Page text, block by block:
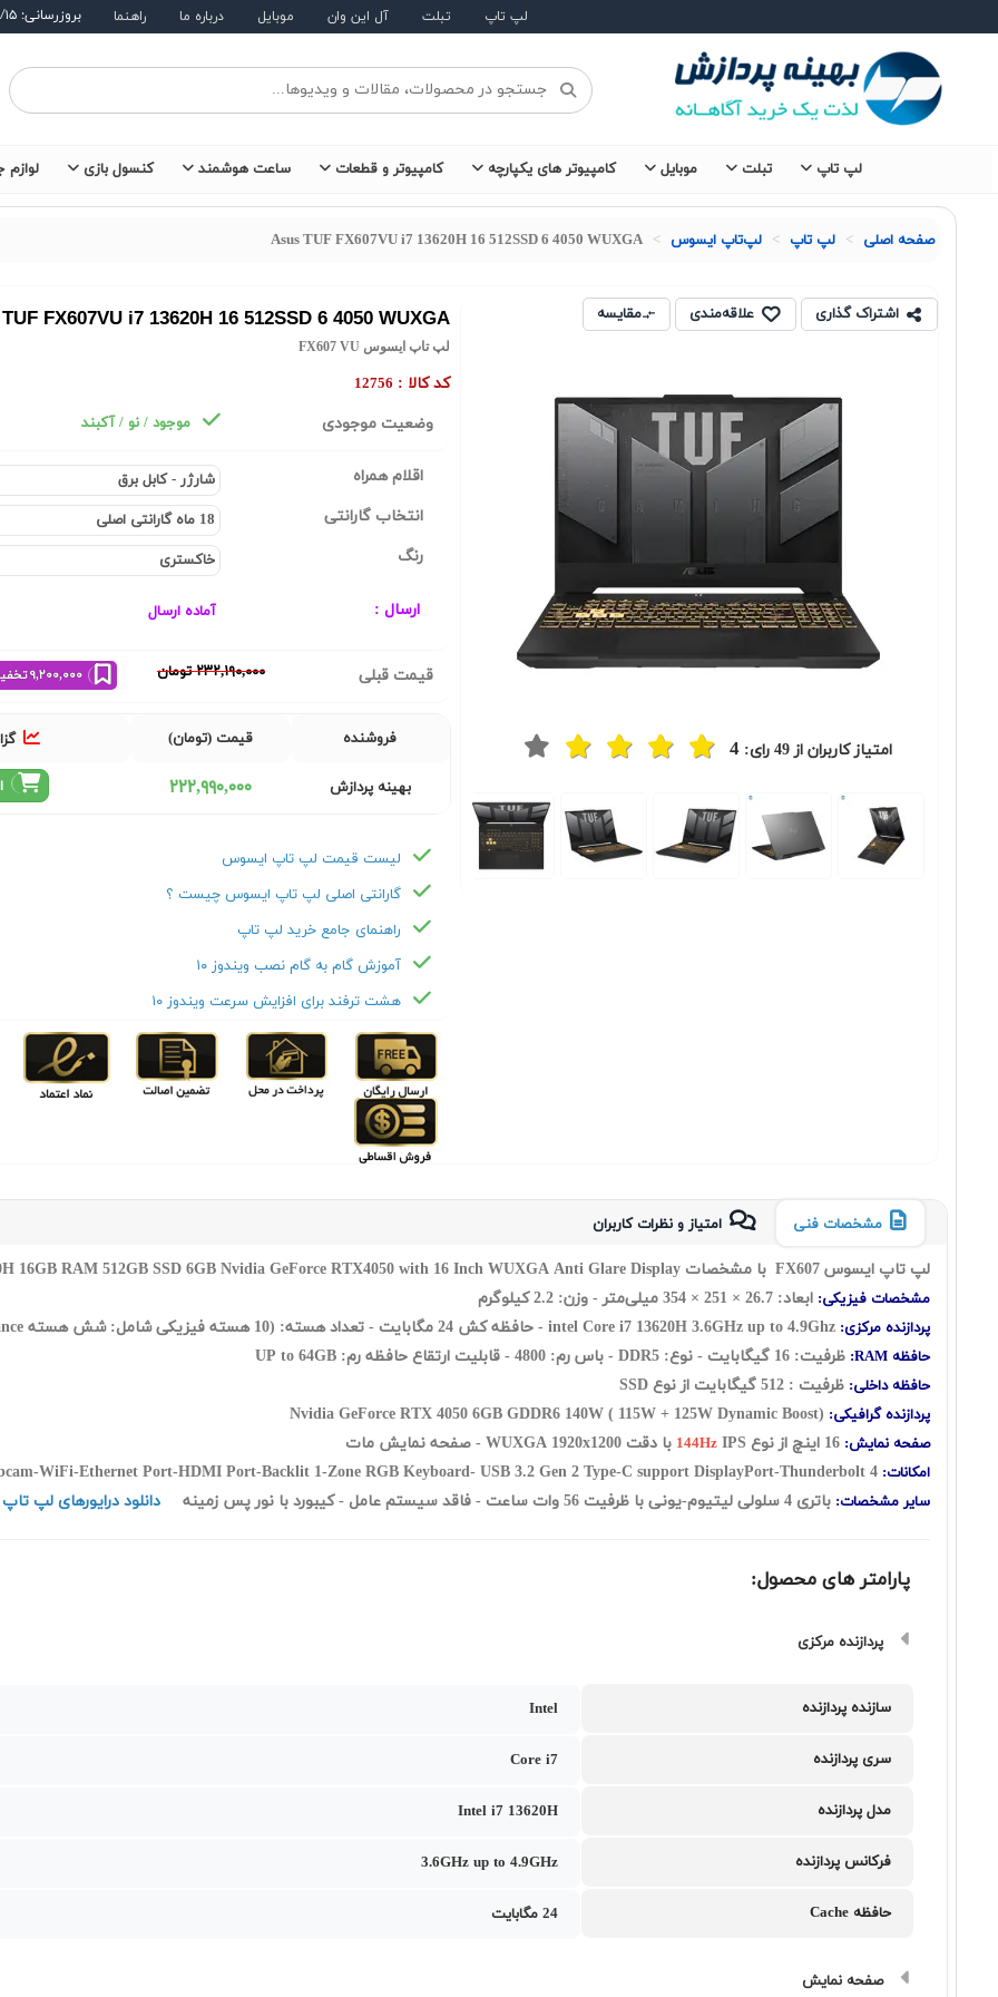
لپ تاپ تبلت آل این وان موبایل درباره ما راهنما بروزرسانی: ۱۴۰۵/۵/۱۵
لپ تاپ تبلت موبایل کامپیوتر های یکپارچه کامپیوتر و قطعات ساعت هوشمند کنسول بازی لوازم
صفحه اصلی لپ تاپ لپ‌تاپ ایسوس Asus TUF FX607VU i7 13620H 16 512SSD 6 4050 WUXGA
اشتراک گذاری علاقه‌مندی مقایسه
امتیاز کاربران از49 رای:4
Previous
Next
FX607VU i7 13620H 16 512SSD 6 4050 WUXGA
لپ تاپ ایسوس FX607 VU
کد کالا : 12756
وضعیت موجودی موجود / نو / آکبند
اقلام همراه
انتخاب گارانتی
رنگ
ارسال :
قیمت قبلی ٢٣٢,١٩٠,٠٠٠ تومان ٩,٢٠٠,٠٠٠ تخفیف خرید نقدی
فروشنده قیمت (تومان)
بهینه پردازش ٢٢٢,٩٩٠,٠٠٠
لیست قیمت لپ تاپ ایسوس
گارانتی اصلی لپ تاپ ایسوس چیست ؟
راهنمای جامع خرید لپ تاپ
آموزش گام به گام نصب ویندوز ۱۰
هشت ترفند برای افزایش سرعت ویندوز ۱۰
مشخصات فنی امتیاز و نظرات کاربران
لپ تاپ ایسوس FX607 با مشخصات Asus TUF Gaming FX607VU Core i7 13620H 16GB RAM 512GB SSD 6GB Nvidia GeForce RTX4050 with 16 Inch WUXGA Anti Glare Display
مشخصات فیزیکی: ابعاد: 26.7 × 251 × 354 میلی‌متر - وزن: 2.2 کیلوگرم
پردازنده مرکزی: intel Core i7 13620H 3.6GHz up to 4.9Ghz - حافظه کش 24 مگابایت - تعداد هسته: (10 هسته فیزیکی شامل: شش هسته Performance + چهار هسته Efficient) به اضافه
حافظه RAM: ظرفیت: 16 گيگابايت - نوع: DDR5 - باس رم: 4800 - قابلیت ارتقاع حافظه رم: UP to 64GB
حافظه داخلی: ظرفیت : 512 گیگابایت از نوع SSD
پردازنده گرافیکی: Nvidia GeForce RTX 4050 6GB GDDR6 140W ( 115W + 125W Dynamic Boost)
صفحه نمایش: 144Hz IPS با دقت WUXGA 1920x1200 - صفحه نمایش مات
امکانات: USB 3.2 Gen 2 Type-C support DisplayPort-Thunderbolt 4
سایر مشخصات: باتری 4 سلولی لیتیوم-یونی با ظرفیت 56 وات ساعت - فاقد سیستم عامل - کیبورد با نور پس زمینه دانلود درایورهای لپ تاپ AUS FX607VU از وب سایت ایسوس
پارامتر های محصول:
پردازنده مرکزی
سازنده پردازنده Intel
سری پردازنده Core i7
مدل پردازنده Intel i7 13620H
فرکانس پردازنده 3.6GHz up to 4.9GHz
حافظه Cache 24 مگابایت
صفحه نمایش